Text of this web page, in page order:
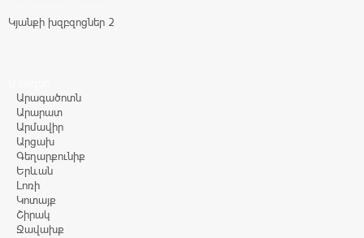
Կյանքի խզբզոցներ 2
Արագածոտն
Արարատ
Արմավիր
Արցախ
Գեղարքունիք
Երևան
Լոռի
Կոտայք
Շիրակ
Ջավախք